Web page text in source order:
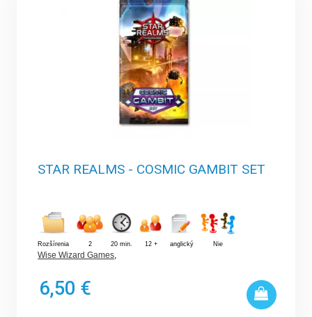
STAR REALMS - COSMIC GAMBIT SET
Rozšírenia 2 20 min. 12 + anglický Nie
Wise Wizard Games
6,50 €